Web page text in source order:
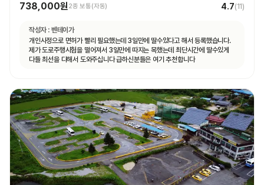
738,000원2종 보통(자동) 4.7(11)
작성자 : 벤테이가
개인사정으로 면허가 빨리 필요했는데 3일만에 딸수있다고 해서 등록했습니다.
제가 도로주행시험을 떨어져서 3일만에 따지는 목했는데 최단시간에 딸수있게
다들 최선을 다해서 도와주십니다 급하신분들은 여기 추천합니다